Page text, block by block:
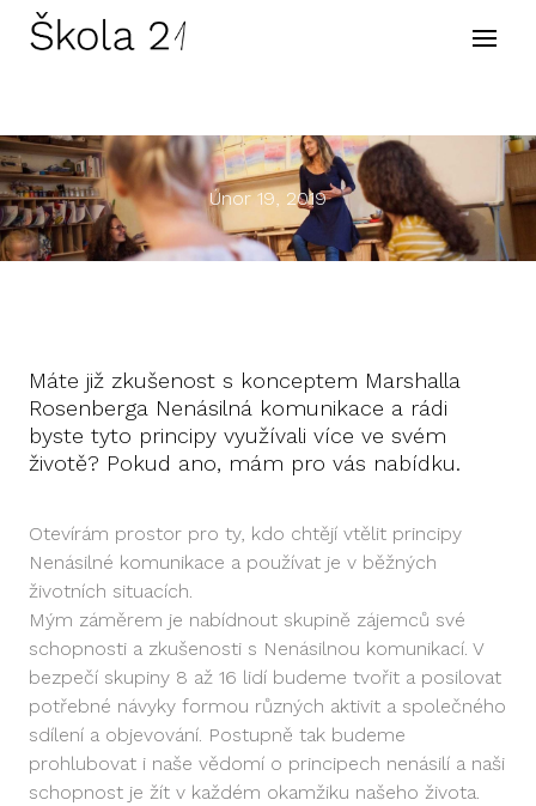
Únor 19, 2019
Máte již zkušenost s konceptem Marshalla
Rosenberga Nenásilná komunikace a rádi
byste tyto principy využívali více ve svém
životě? Pokud ano, mám pro vás nabídku.
Otevírám prostor pro ty, kdo chtějí vtělit principy
Nenásilné komunikace a používat je v běžných
životních situacích.
Mým záměrem je nabídnout skupině zájemců své
schopnosti a zkušenosti s Nenásilnou komunikací. V
bezpečí skupiny 8 až 16 lidí budeme tvořit a posilovat
potřebné návyky formou různých aktivit a společného
sdílení a objevování. Postupně tak budeme
prohlubovat i naše vědomí o principech nenásilí a naši
schopnost je žít v každém okamžiku našeho života.